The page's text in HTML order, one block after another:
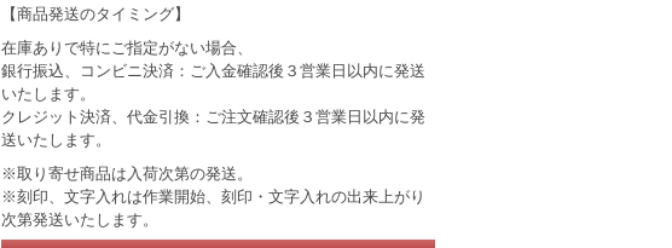
【商品発送のタイミング】
在庫ありで特にご指定がない場合、
銀行振込、コンビニ決済：ご入金確認後３営業日以内に発送
いたします。
クレジット決済、代金引換：ご注文確認後３営業日以内に発
送いたします。
※取り寄せ商品は入荷次第の発送。
※刻印、文字入れは作業開始、刻印・文字入れの出来上がり
次第発送いたします。